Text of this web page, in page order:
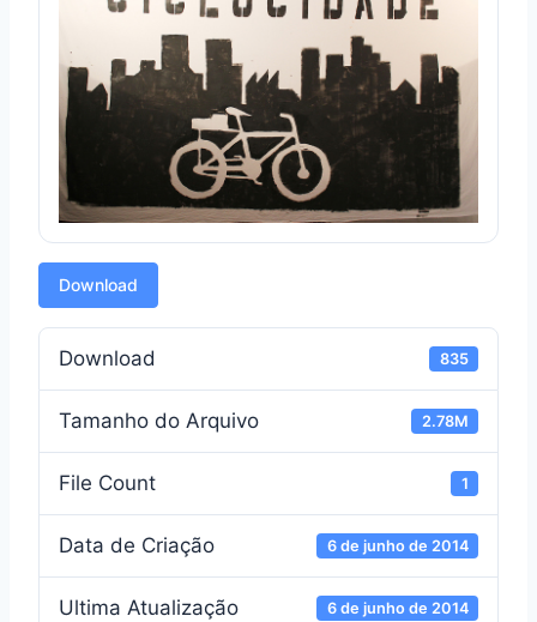
Download
Download 835
Tamanho do Arquivo 2.78M
File Count 1
Data de Criação 6 de junho de 2014
Ultima Atualização 6 de junho de 2014